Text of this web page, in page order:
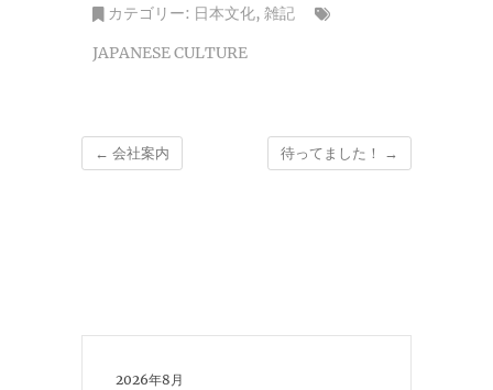
カテゴリー: 日本文化, 雑記
JAPANESE CULTURE
← 会社案内 待ってました！ →
2026年8月